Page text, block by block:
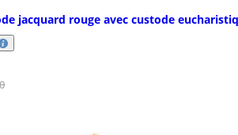
jacquard rouge avec custode